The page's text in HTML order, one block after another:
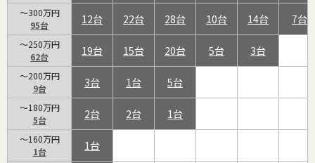
～300万円
95
12 22 28 10 14 7
～250万円
62
19 15 20 5 3
～200万円
9
3 1 5
～180万円
5
2 2 1
～160万円
1
1